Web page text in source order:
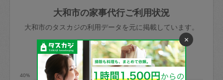
依頼者不在による当日キャンセル＝依頼
金額の100%＋交通費全額
※例：依頼日時／土曜日午前9時開始の場
合、水曜日午前9時以降はキャンセル料が
発生
きた場合は損害保険の対象外となるので
ご注意ください。
玉、など
あわせてこちらも参照ください：初めて
利用します。注意しなくてはいけない点
はありますか？
大和市の家事代行ご利用状況
大和市のタスカジの利用データを元に掲載しています。
利用の多い曜日は？
40%
×